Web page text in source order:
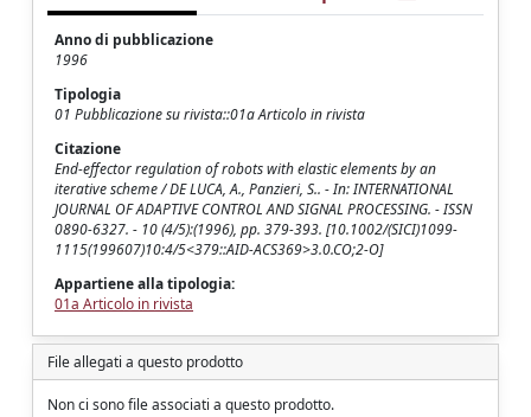
Anno di pubblicazione
1996
Tipologia
01 Pubblicazione su rivista::01a Articolo in rivista
Citazione
End-effector regulation of robots with elastic elements by an
iterative scheme / DE LUCA, A., Panzieri, S.. - In: INTERNATIONAL
JOURNAL OF ADAPTIVE CONTROL AND SIGNAL PROCESSING. - ISSN
0890-6327. - 10 (4/5):(1996), pp. 379-393. [10.1002/(SICI)1099-
1115(199607)10:4/5<379::AID-ACS369>3.0.CO;2-O]
Appartiene alla tipologia:
01a Articolo in rivista
File allegati a questo prodotto
Non ci sono file associati a questo prodotto.